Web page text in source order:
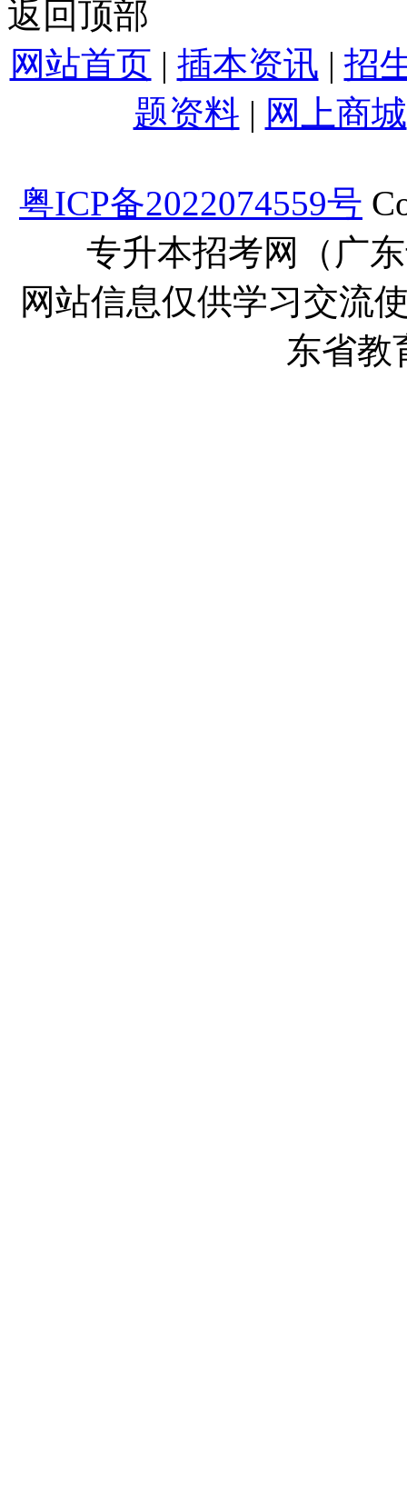
返回顶部
网站首页 | 插本资讯 | 招
题资料 | 网上商城
粤ICP备2022074559号
专升本招考网（广
网站信息仅供学习交流
东省教